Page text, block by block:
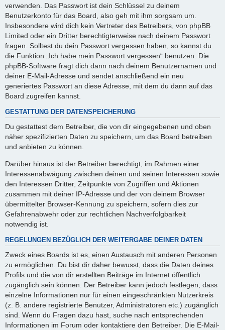
verwenden. Das Passwort ist dein Schlüssel zu deinem
Benutzerkonto für das Board, also geh mit ihm sorgsam um.
Insbesondere wird dich kein Vertreter des Betreibers, von phpBB
Limited oder ein Dritter berechtigterweise nach deinem Passwort
fragen. Solltest du dein Passwort vergessen haben, so kannst du
die Funktion „Ich habe mein Passwort vergessen“ benutzen. Die
phpBB-Software fragt dich dann nach deinem Benutzernamen und
deiner E-Mail-Adresse und sendet anschließend ein neu
generiertes Passwort an diese Adresse, mit dem du dann auf das
Board zugreifen kannst.
GESTATTUNG DER DATENSPEICHERUNG
Du gestattest dem Betreiber, die von dir eingegebenen und oben
näher spezifizierten Daten zu speichern, um das Board betreiben
und anbieten zu können.
Darüber hinaus ist der Betreiber berechtigt, im Rahmen einer
Interessenabwägung zwischen deinen und seinen Interessen sowie
den Interessen Dritter, Zeitpunkte von Zugriffen und Aktionen
zusammen mit deiner IP-Adresse und der von deinem Browser
übermittelter Browser-Kennung zu speichern, sofern dies zur
Gefahrenabwehr oder zur rechtlichen Nachverfolgbarkeit
notwendig ist.
REGELUNGEN BEZÜGLICH DER WEITERGABE DEINER DATEN
Zweck eines Boards ist es, einen Austausch mit anderen Personen
zu ermöglichen. Du bist dir daher bewusst, dass die Daten deines
Profils und die von dir erstellten Beiträge im Internet öffentlich
zugänglich sein können. Der Betreiber kann jedoch festlegen, dass
einzelne Informationen nur für einen eingeschränkten Nutzerkreis
(z. B. andere registrierte Benutzer, Administratoren etc.) zugänglich
sind. Wenn du Fragen dazu hast, suche nach entsprechenden
Informationen im Forum oder kontaktiere den Betreiber. Die E-Mail-